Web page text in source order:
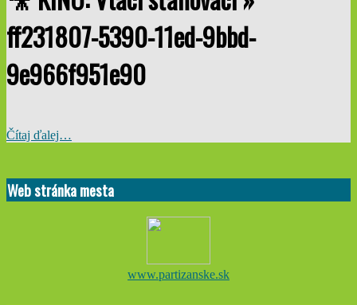
ff231807-5390-11ed-9bbd-
9e966f951e90
Čítaj ďalej…
11-
02
Web stránka mesta
www.partizanske.sk